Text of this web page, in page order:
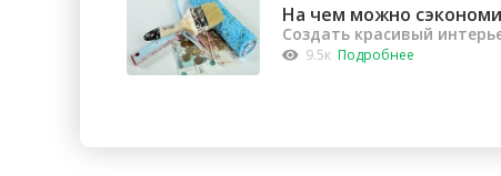
На чем можно
Создать красивый
9.5к Подробнее